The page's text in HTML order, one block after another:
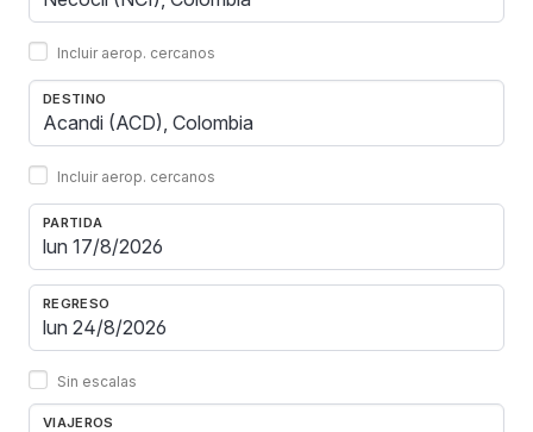
Incluir aerop. cercanos
DESTINO
Incluir aerop. cercanos
PARTIDA
REGRESO
Sin escalas
VIAJEROS